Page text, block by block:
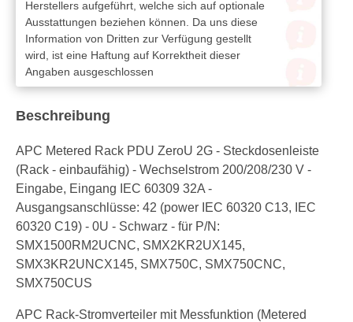
Herstellers aufgeführt, welche sich auf optionale
Ausstattungen beziehen können. Da uns diese
Information von Dritten zur Verfügung gestellt
wird, ist eine Haftung auf Korrektheit dieser
Angaben ausgeschlossen
Beschreibung
APC Metered Rack PDU ZeroU 2G - Steckdosenleiste
(Rack - einbaufähig) - Wechselstrom 200/208/230 V -
Eingabe, Eingang IEC 60309 32A -
Ausgangsanschlüsse: 42 (power IEC 60320 C13, IEC
60320 C19) - 0U - Schwarz - für P/N:
SMX1500RM2UCNC, SMX2KR2UX145,
SMX3KR2UNCX145, SMX750C, SMX750CNC,
SMX750CUS
APC Rack-Stromverteiler mit Messfunktion (Metered